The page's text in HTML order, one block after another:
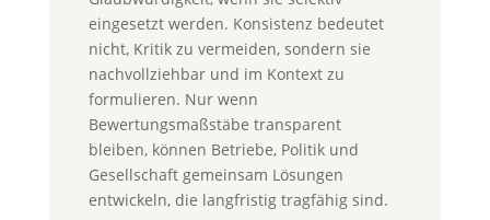
eingesetzt werden. Konsistenz bedeutet
nicht, Kritik zu vermeiden, sondern sie
nachvollziehbar und im Kontext zu
formulieren. Nur wenn
Bewertungsmaßstäbe transparent
bleiben, können Betriebe, Politik und
Gesellschaft gemeinsam Lösungen
entwickeln, die langfristig tragfähig sind.